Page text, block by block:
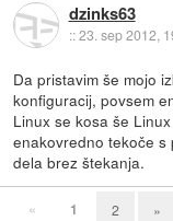
dzinks63
::23. sep 2012,
Da pristavim še mojo
konfiguracij, povsem
Linux se kosa še
enakovredno tekoče s
dela brez štekanja.
« 1 2 »